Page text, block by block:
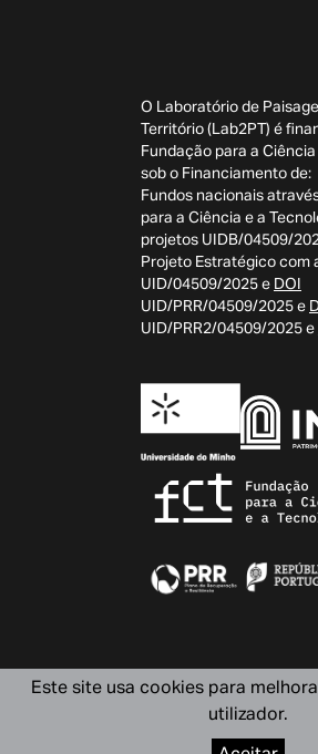
Este site usa cookies para
utilizador.
O Laboratório de
Território (Lab2PT) é
Fundação para a Ciência
sob o Financiamento de:
Fundos nacionais
para a Ciência e a
projetos UIDB/04509/
Projeto Estratégico com
UID/04509/2025 e DOI
UID/PRR/04509/2025 e
UID/PRR2/04509/2025 e
Design by OOF